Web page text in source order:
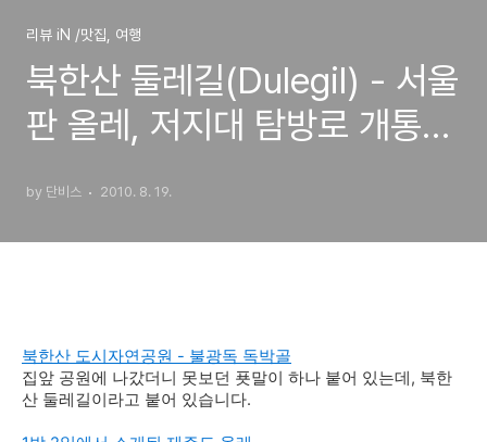
리뷰 iN /맛집, 여행
북한산 둘레길(Dulegil) - 서울
판 올레, 저지대 탐방로 개통
by 단비스 2010. 8. 19.
북한산 도시자연공원 - 불광독 독박골
집앞 공원에 나갔더니 못보던 푯말이 하나 붙어 있는데, 북한
산 둘레길이라고 붙어 있습니다.